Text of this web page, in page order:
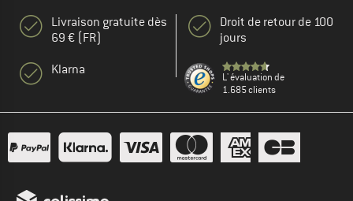
Livraison gratuite dès
69 € (FR)
Klarna
Droit de retour de 100
jours
L' évaluation de
1.685 clients